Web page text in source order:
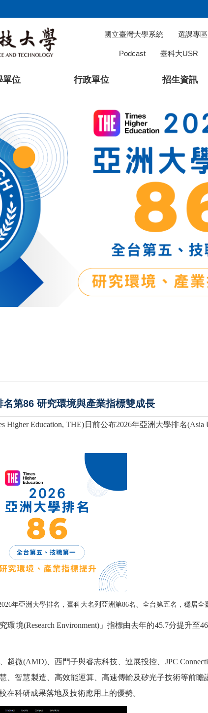
國立臺灣大學系統 選課專區
Podcast 臺科大USR
單位 行政單位 招生資訊
第86 研究環境與產業指標雙成長
Higher Education, THE) 日前公布2026年亞洲大學排名(Asia
年亞洲大學排名，臺科大名列亞洲第86名、全台第五名，穩居全
環境(Research Environment)」指標由去年的45.7分提升至
超微(AMD)、西門子與睿志科技、連展投控、 JPC
、智慧製造、高效能運算、高速傳輸及矽光子技術等前
在科研成果落地及技術應用上的優勢。